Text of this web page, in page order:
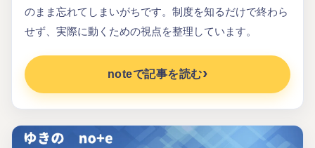
のまま忘れてしまいがちです。制度を知るだけで終わら
せず、実際に動くための視点を整理しています。
noteで記事を読む